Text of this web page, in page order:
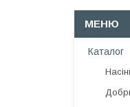
Каталог